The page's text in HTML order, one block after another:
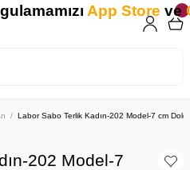
Labor Sabo Terlik Kadın-202 Model-7 cm
202 Model-7
App Storeve